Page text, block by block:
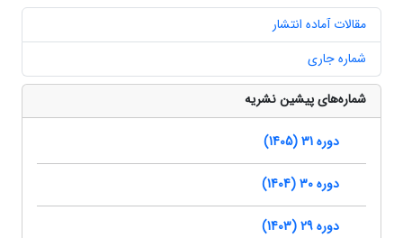
مقالات آماده انتشار
شماره جاری
شماره‌های پیشین نشریه
دوره 31 (1405)
دوره 30 (1404)
دوره 29 (1403)